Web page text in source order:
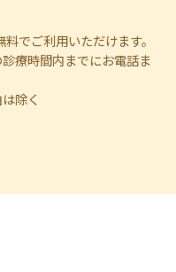
でご利用いただけます。
療時間内までにお電話ま
除く